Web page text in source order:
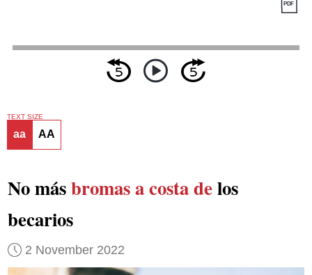
TEXT SIZE
aa AA
No másbromas a costa delos
becarios
2 November 2022